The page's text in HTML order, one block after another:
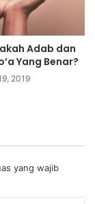
Adab dan
Yang Benar?
2019
yang wajib